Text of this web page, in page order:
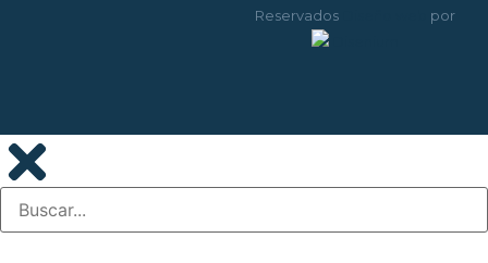
Reservados
por